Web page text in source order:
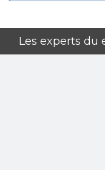
Les experts du